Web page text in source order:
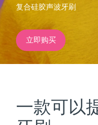
复合硅胶声波牙刷
立即购买
一款可以
红光疗法
德国
加拿大
奥地利